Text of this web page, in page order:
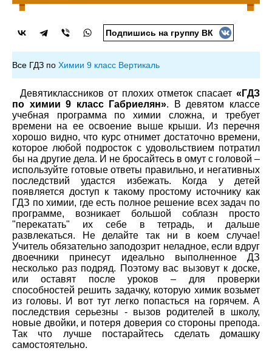
Подпишись на группу ВК
Все ГДЗ по Химии 9 класс Вертикаль
Девятиклассников от плохих отметок спасает «ГДЗ
по химии 9 класс Габриелян». В девятом классе
учебная программа по химии сложна, и требует
времени на ее освоение выше крыши. Из перечня
хорошо видно, что курс отнимет достаточно времени,
которое любой подросток с удовольствием потратил
бы на другие дела. И не бросайтесь в омут с головой –
используйте готовые ответы правильно, и негативных
последствий удастся избежать. Когда у детей
появляется доступ к такому простому источнику как
ГДЗ по химии, где есть полное решение всех задач по
программе, возникает большой соблазн просто
"перекатать" их себе в тетрадь, и дальше
развлекаться. Не делайте так ни в коем случае!
Учитель обязательно заподозрит неладное, если вдруг
двоечники принесут идеально выполненное ДЗ
несколько раз подряд. Поэтому вас вызовут к доске,
или оставят после уроков – для проверки
способностей решить задачку, которую химик возьмет
из головы. И вот тут легко попасться на горячем. А
последствия серьезны - вызов родителей в школу,
новые двойки, и потеря доверия со стороны препода.
Так что лучше постарайтесь сделать домашку
самостоятельно.